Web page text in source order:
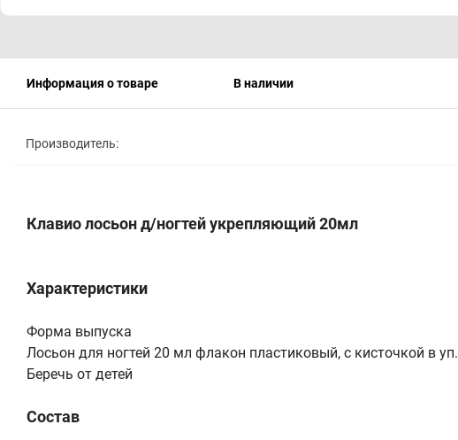
Информация о товаре В наличии
Производитель:
Клавио лосьон д/ногтей укрепляющий 20мл
Характеристики
Форма выпуска
Лосьон для ногтей 20 мл флакон пластиковый, с кисточкой в уп.
Беречь от детей
Состав